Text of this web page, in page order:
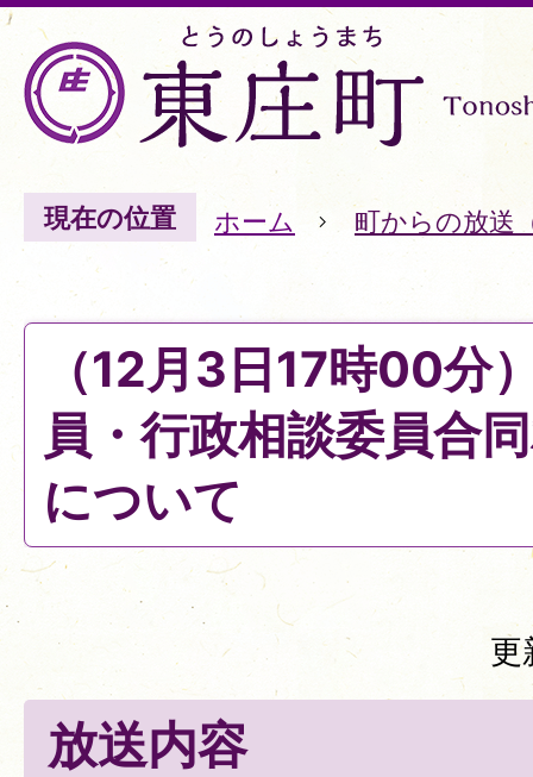
現在の位置 ホーム 町からの放送
（12月3日17時00分
員・行政相談委員合
について
更
放送内容